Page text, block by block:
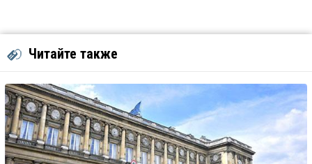
Читайте также